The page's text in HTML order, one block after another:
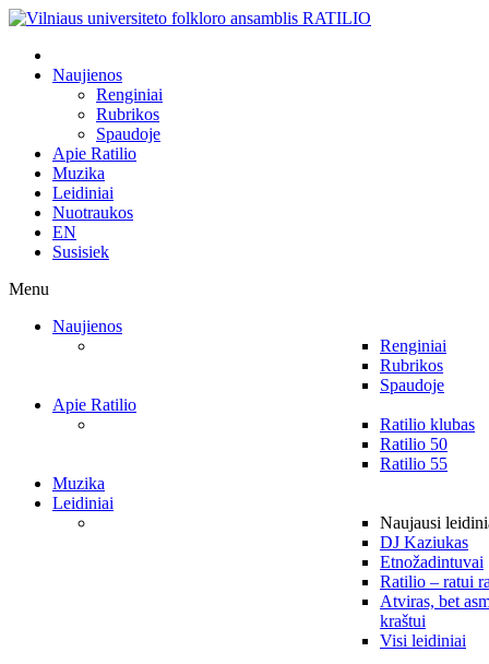
Naujienos
Renginiai
Rubrikos
Spaudoje
Apie Ratilio
Muzika
Leidiniai
Nuotraukos
EN
Susisiek
Menu
Naujienos
Renginiai
Rubrikos
Spaudoje
Apie Ratilio
Ratilio klubas
Ratilio 50
Ratilio 55
Muzika
Leidiniai
Naujausi
DJ Kaziukas
Etnožadintuvai
Ratilio – ratui
Atviras, bet
kraštui
Visi leidiniai